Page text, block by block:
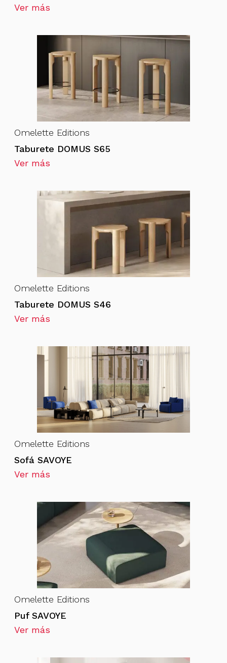
Ver más
Omelette Editions
Taburete DOMUS S65
Ver más
Omelette Editions
Taburete DOMUS S46
Ver más
Omelette Editions
Sofá SAVOYE
Ver más
Omelette Editions
Puf SAVOYE
Ver más